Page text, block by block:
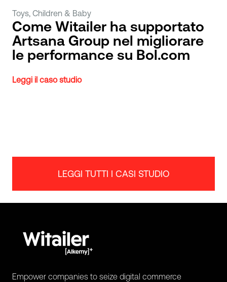
Toys, Children & Baby
Come Witailer ha supportato
Artsana Group nel migliorare
le performance su Bol.com
Leggi il caso studio
LEGGI TUTTI I CASI STUDIO
Empower companies to seize digital commerce